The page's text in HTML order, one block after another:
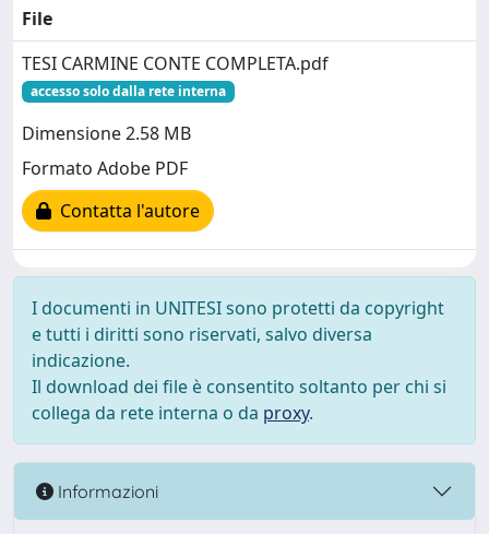
File
TESI CARMINE CONTE COMPLETA.pdf
accesso solo dalla rete interna
Dimensione 2.58 MB
Formato Adobe PDF
Contatta l'autore
I documenti in UNITESI sono protetti da copyright
e tutti i diritti sono riservati, salvo diversa
indicazione.
Il download dei file è consentito soltanto per chi si
collega da rete interna o da proxy.
Informazioni